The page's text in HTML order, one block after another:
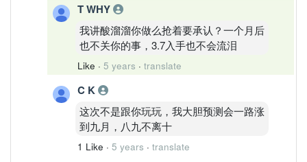
T WHY
我讲酸溜溜你做么抢着要承认？一个月后
也不关你的事，3.7入手也不会流泪
Like · 5 years · translate
C K
这次不是跟你玩玩，我大胆预测会一路涨
到九月，八九不离十
1 Like · 5 years · translate